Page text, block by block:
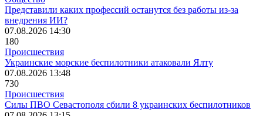
Представили каких профессий останутся без работы из-за
внедрения ИИ?
07.08.2026 14:30
180
Происшествия
Украинские морские беспилотники атаковали Ялту
07.08.2026 13:48
730
Происшествия
Силы ПВО Севастополя сбили 8 украинских беспилотников